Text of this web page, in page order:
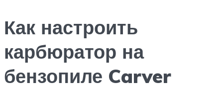
Как настроить
карбюратор на
бензопиле Carver